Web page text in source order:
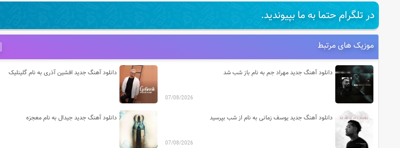
در تلگرام حتما به ما بپیوندید.
موزیک های مرتبط
دانلود آهنگ جدید مهراد جم به نام باز شب شد
07/08/2026
دانلود آهنگ جدید افشین آذری به نام گلینلیک
دانلود آهنگ جدید یوسف زمانی به نام از شب بپرسید
07/08/2026
دانلود آهنگ جدید جیدال به نام معجزه